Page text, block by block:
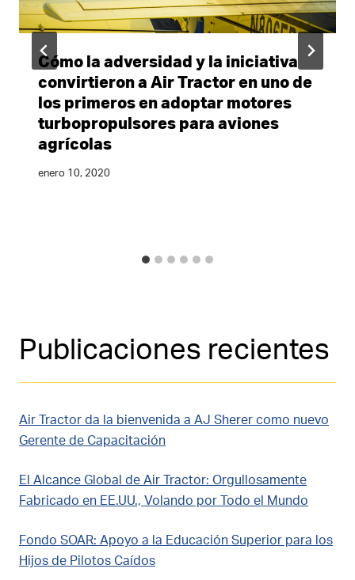
Cómo la adversidad y la iniciativa
convirtieron a Air Tractor en uno de
los primeros en adoptar motores
turbopropulsores para aviones
agrícolas
enero 10, 2020
Publicaciones recientes
Air Tractor da la bienvenida a AJ Sherer como nuevo
Gerente de Capacitación
El Alcance Global de Air Tractor: Orgullosamente
Fabricado en EE.UU., Volando por Todo el Mundo
Fondo SOAR: Apoyo a la Educación Superior para los
Hijos de Pilotos Caídos